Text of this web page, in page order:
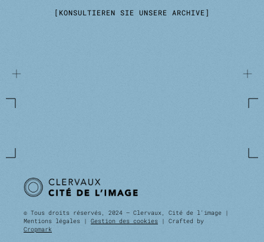
KONSULTIEREN SIE UNSERE ARCHIVE
© Tous droits réservés, 2024 — Clervaux, Cité de l'image |
Mentions légales | Gestion des cookies | Crafted by
Cropmark